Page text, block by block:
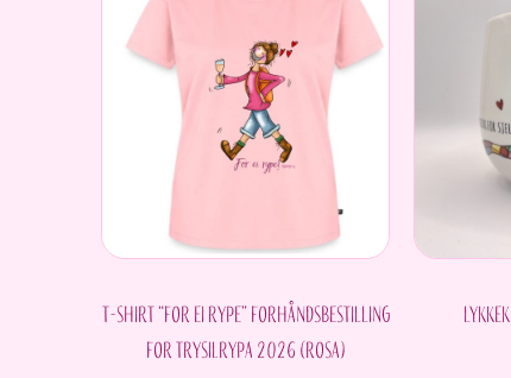
T-shirt “For ei rype” Forhåndsbestilling
for Trysilrypa 2026 (ROSA)